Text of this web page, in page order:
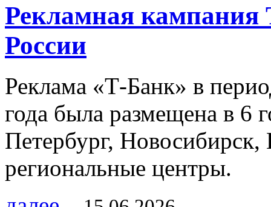
Рекламная кампания
России
Реклама «Т-Банк» в
года была размещена в 6
Петербург,
региональные центры.